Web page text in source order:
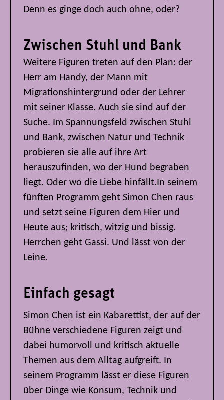
Denn es ginge doch auch ohne, oder?
Zwischen Stuhl und Bank
Weitere Figuren treten auf den Plan: der
Herr am Handy, der Mann mit
Migrationshintergrund oder der Lehrer
mit seiner Klasse. Auch sie sind auf der
Suche. Im Spannungsfeld zwischen Stuhl
und Bank, zwischen Natur und Technik
probieren sie alle auf ihre Art
herauszufinden, wo der Hund begraben
liegt. Oder wo die Liebe hinfällt.In seinem
fünften Programm geht Simon Chen raus
und setzt seine Figuren dem Hier und
Heute aus; kritisch, witzig und bissig.
Herrchen geht Gassi. Und lässt von der
Leine.
Einfach gesagt
Simon Chen ist ein Kabarettist, der auf der
Bühne verschiedene Figuren zeigt und
dabei humorvoll und kritisch aktuelle
Themen aus dem Alltag aufgreift. In
seinem Programm lässt er diese Figuren
über Dinge wie Konsum, Technik und